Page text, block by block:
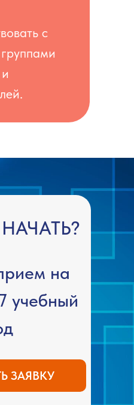
с
на
учебный
ЗАЯВКУ